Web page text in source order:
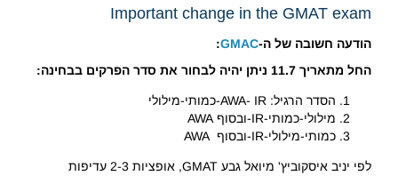
Important change in the GMAT exam
הודעה חשובה של ה-GMAC
:
החל מתאריך 11.7 ניתן יהיה לבחור את סדר הפרקים בבחינה:
הסדר הרגיל: AWA- IR-כמותי-מילולי
מילולי-כמותי-IR-ובסוף AWA
כמותי-מילולי-IR-ובסוף AWA
לפי יניב איסקוביץ' מיואל גבע GMAT, אופציות 2-3 עדיפות